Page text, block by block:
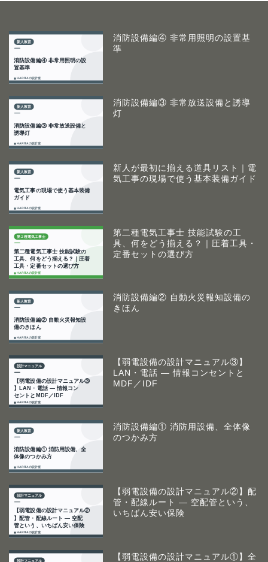
消防設備編④ 非常用照明の設置基
準
消防設備編③ 非常放送設備と誘導
灯
新人が最初に揃える道具リスト｜電
気工事の現場で使う基本装備ガイド
第二種電気工事士 技能試験の工
具、何をどう揃える？｜圧着工具・
定番セットの選び方
消防設備編② 自動火災報知設備の
きほん
【弱電設備の設計マニュアル③】
LAN・電話 ― 情報コンセントと
MDF／IDF
消防設備編① 消防用設備、全体像
のつかみ方
【弱電設備の設計マニュアル②】配
管・配線ルート ― 空配管という、
いちばん安い保険
【弱電設備の設計マニュアル①】全